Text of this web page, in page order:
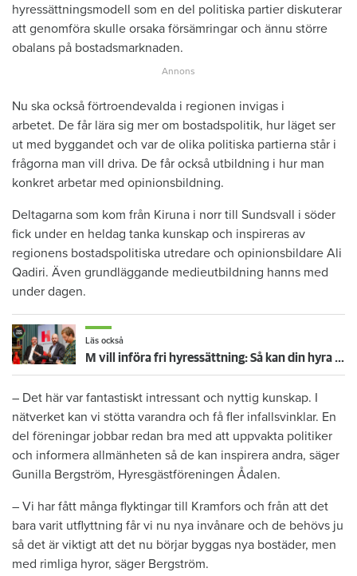
hyressättningsmodell som en del politiska partier diskuterar
att genomföra skulle orsaka försämringar och ännu större
obalans på bostadsmarknaden.
Nu ska också förtroendevalda i regionen invigas i
arbetet. De får lära sig mer om bostadspolitik, hur läget ser
ut med byggandet och var de olika politiska partierna står i
frågorna man vill driva. De får också utbildning i hur man
konkret arbetar med opinionsbildning.
Deltagarna som kom från Kiruna i norr till Sundsvall i söder
fick under en heldag tanka kunskap och inspireras av
regionens bostadspolitiska utredare och opinionsbildare Ali
Qadiri. Även grundläggande medieutbildning hanns med
under dagen.
Läs också
M vill införa fri hyressättning: Så kan din hyra påverkas i valet 2026
– Det här var fantastiskt intressant och nyttig kunskap. I
nätverket kan vi stötta varandra och få fler infallsvinklar. En
del föreningar jobbar redan bra med att uppvakta politiker
och informera allmänheten så de kan inspirera andra, säger
Gunilla Bergström, Hyresgästföreningen Ådalen.
– Vi har fått många flyktingar till Kramfors och från att det
bara varit utflyttning får vi nu nya invånare och de behövs ju
så det är viktigt att det nu börjar byggas nya bostäder, men
med rimliga hyror, säger Bergström.